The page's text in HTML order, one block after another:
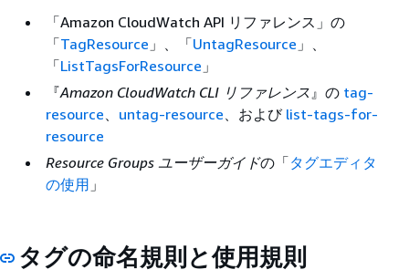
「Amazon CloudWatch API リファレンス」の
「TagResource 」、「UntagResource 」、
「ListTagsForResource 」
『Amazon CloudWatch CLI リファレンス』の tag-
resource、 untag-resource、および list-tags-for-
resource
Resource Groups ユーザーガイドの「タグエディタ
の使用 」
タグの命名規則と使用規則